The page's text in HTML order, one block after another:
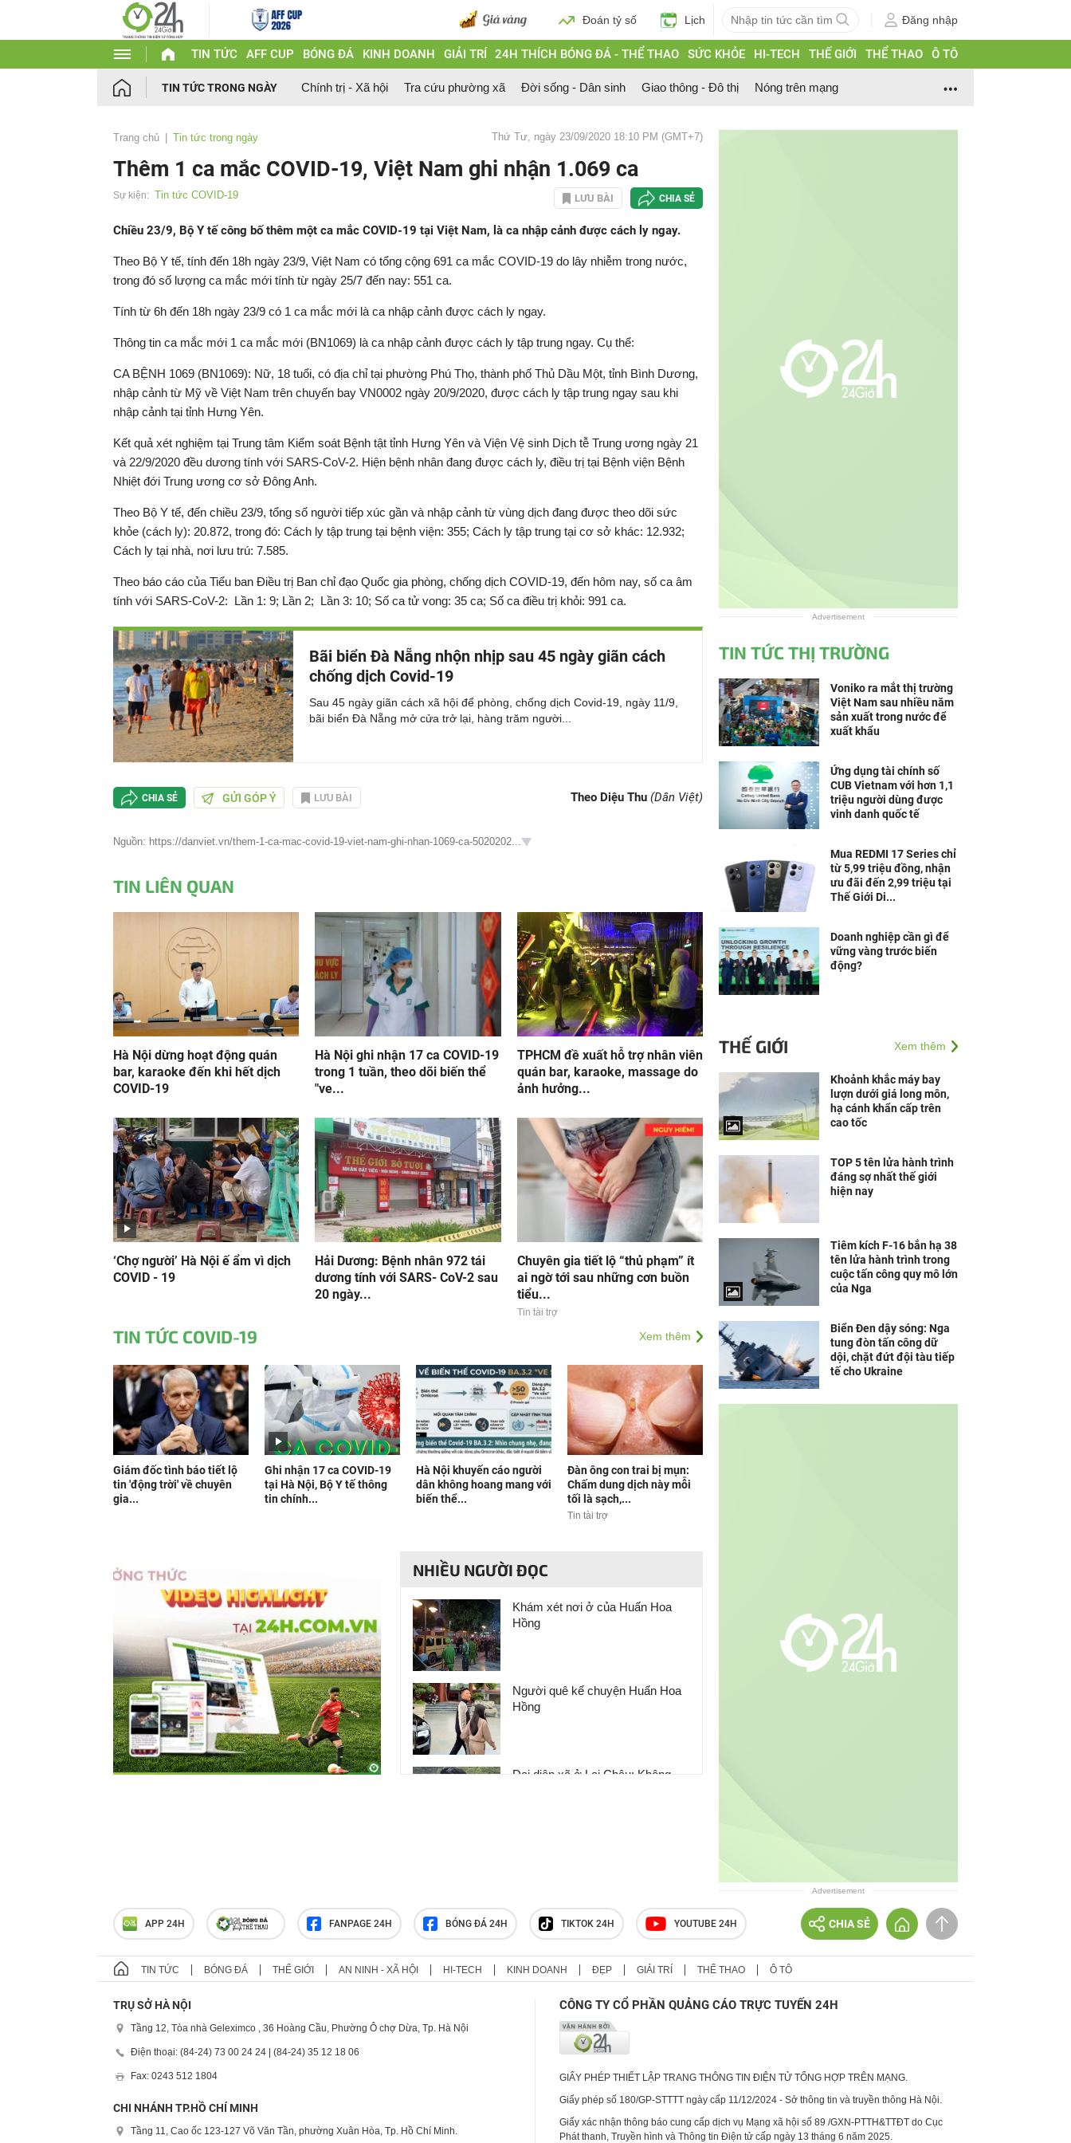
Đoán tỷ số Lịch Đăng nhập
TIN TỨC AFF CUP BÓNG ĐÁ KINH DOANH GIẢI TRÍ 24H THÍCH BÓNG ĐÁ - THỂ THAO SỨC KHỎE HI-TECH THẾ GIỚI THỂ THAO Ô TÔ
TIN TỨC TRONG NGÀY Chính trị - Xã hội Tra cứu phường xã Đời sống - Dân sinh Giao thông - Đô thị Nóng trên mạng
Trang chủ Tin tức trong ngày Thứ Tư, ngày 23/09/2020 18:10 PM (GMT+7)
Thêm 1 ca mắc COVID-19, Việt Nam ghi nhận 1.069 ca
Sự kiện: Tin tức COVID-19 LƯU BÀI CHIA SẺ
Chiều 23/9, Bộ Y tế công bố thêm một ca mắc COVID-19 tại Việt Nam, là ca nhập cảnh được cách ly ngay.
Theo Bộ Y tế, tính đến 18h ngày 23/9, Việt Nam có tổng cộng 691 ca mắc COVID-19 do lây nhiễm trong nước,
trong đó số lượng ca mắc mới tính từ ngày 25/7 đến nay: 551 ca.
Tính từ 6h đến 18h ngày 23/9 có 1 ca mắc mới là ca nhập cảnh được cách ly ngay.
Thông tin ca mắc mới 1 ca mắc mới (BN1069) là ca nhập cảnh được cách ly tập trung ngay. Cụ thể:
CA BỆNH 1069 (BN1069): Nữ, 18 tuổi, có địa chỉ tại phường Phú Thọ, thành phố Thủ Dầu Một, tỉnh Bình Dương,
nhập cảnh từ Mỹ về Việt Nam trên chuyến bay VN0002 ngày 20/9/2020, được cách ly tập trung ngay sau khi
nhập cảnh tại tỉnh Hưng Yên.
Kết quả xét nghiệm tại Trung tâm Kiểm soát Bệnh tật tỉnh Hưng Yên và Viện Vệ sinh Dịch tễ Trung ương ngày 21
và 22/9/2020 đều dương tính với SARS-CoV-2. Hiện bệnh nhân đang được cách ly, điều trị tại Bệnh viện Bệnh
Nhiệt đới Trung ương cơ sở Đông Anh.
Theo Bộ Y tế, đến chiều 23/9, tổng số người tiếp xúc gần và nhập cảnh từ vùng dịch đang được theo dõi sức
khỏe (cách ly): 20.872, trong đó: Cách ly tập trung tại bệnh viện: 355; Cách ly tập trung tại cơ sở khác: 12.932;
Cách ly tại nhà, nơi lưu trú: 7.585.
Theo báo cáo của Tiểu ban Điều trị Ban chỉ đạo Quốc gia phòng, chống dịch COVID-19, đến hôm nay, số ca âm
tính với SARS-CoV-2: Lần 1: 9; Lần 2; Lần 3: 10; Số ca tử vong: 35 ca; Số ca điều trị khỏi: 991 ca.
Bãi biển Đà Nẵng nhộn nhịp sau 45 ngày giãn cách
chống dịch Covid-19
Sau 45 ngày giãn cách xã hội để phòng, chống dịch Covid-19, ngày 11/9,
bãi biển Đà Nẵng mở cửa trở lại, hàng trăm người...
CHIA SẺ GỬI GÓP Ý LƯU BÀI Theo Diệu Thu (Dân Việt)
Nguồn: https://danviet.vn/them-1-ca-mac-covid-19-viet-nam-ghi-nhan-1069-ca-5020202...
TIN LIÊN QUAN
Hà Nội dừng hoạt động quán
bar, karaoke đến khi hết dịch
COVID-19
Hà Nội ghi nhận 17 ca COVID-19
trong 1 tuần, theo dõi biến thể
"ve...
TPHCM đề xuất hỗ trợ nhân viên
quán bar, karaoke, massage do
ảnh hưởng...
‘Chợ người’ Hà Nội ế ẩm vì dịch
COVID - 19
Hải Dương: Bệnh nhân 972 tái
dương tính với SARS- CoV-2 sau
20 ngày...
Chuyên gia tiết lộ “thủ phạm” ít
ai ngờ tới sau những cơn buồn
tiểu...
Tin tài trợ
TIN TỨC COVID-19 Xem thêm
Giám đốc tình báo tiết lộ
tin 'động trời' về chuyên
gia...
Ghi nhận 17 ca COVID-19
tại Hà Nội, Bộ Y tế thông
tin chính...
Hà Nội khuyến cáo người
dân không hoang mang với
biến thể...
Đàn ông con trai bị mụn:
Chấm dung dịch này mỗi
tối là sạch,...
Tin tài trợ
NHIỀU NGƯỜI ĐỌC
Khám xét nơi ở của Huấn Hoa
Hồng
Người quê kể chuyện Huấn Hoa
Hồng
Đại diện xã ở Lai Châu: Không
Advertisement
TIN TỨC THỊ TRƯỜNG
Voniko ra mắt thị trường
Việt Nam sau nhiều năm
sản xuất trong nước để
xuất khẩu
Ứng dụng tài chính số
CUB Vietnam với hơn 1,1
triệu người dùng được
vinh danh quốc tế
Mua REDMI 17 Series chỉ
từ 5,99 triệu đồng, nhận
ưu đãi đến 2,99 triệu tại
Thế Giới Di...
Doanh nghiệp cần gì để
vững vàng trước biến
động?
THẾ GIỚI Xem thêm
Khoảnh khắc máy bay
lượn dưới giá long môn,
hạ cánh khẩn cấp trên
cao tốc
TOP 5 tên lửa hành trình
đáng sợ nhất thế giới
hiện nay
Tiêm kích F-16 bắn hạ 38
tên lửa hành trình trong
cuộc tấn công quy mô lớn
của Nga
Biển Đen dậy sóng: Nga
tung đòn tấn công dữ
dội, chặt đứt đội tàu tiếp
tế cho Ukraine
Advertisement
APP 24H FANPAGE 24H BÓNG ĐÁ 24H TIKTOK 24H YOUTUBE 24H CHIA SẺ
TIN TỨC BÓNG ĐÁ THẾ GIỚI AN NINH - XÃ HỘI HI-TECH KINH DOANH ĐẸP GIẢI TRÍ THỂ THAO Ô TÔ
TRỤ SỞ HÀ NỘI
Tầng 12, Tòa nhà Geleximco , 36 Hoàng Cầu, Phường Ô chợ Dừa, Tp. Hà Nội
Điện thoại: (84-24) 73 00 24 24 | (84-24) 35 12 18 06
Fax: 0243 512 1804
CHI NHÁNH TP.HỒ CHÍ MINH
Tầng 11, Cao ốc 123-127 Võ Văn Tần, phường Xuân Hòa, Tp. Hồ Chí Minh.
CÔNG TY CỔ PHẦN QUẢNG CÁO TRỰC TUYẾN 24H
GIẤY PHÉP THIẾT LẬP TRANG THÔNG TIN ĐIỆN TỬ TỔNG HỢP TRÊN MẠNG.
Giấy phép số 180/GP-STTTT ngày cấp 11/12/2024 - Sở thông tin và truyền thông Hà Nội.
Giấy xác nhận thông báo cung cấp dịch vụ Mạng xã hội số 89 /GXN-PTTH&TTĐT do Cục
Phát thanh, Truyền hình và Thông tin Điện tử cấp ngày 13 tháng 6 năm 2025.